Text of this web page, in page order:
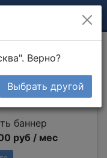
баннер
руб / мес
Верно?
Выбрать другой